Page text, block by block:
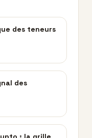
des teneurs
des